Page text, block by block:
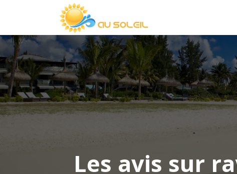
Les avis sur